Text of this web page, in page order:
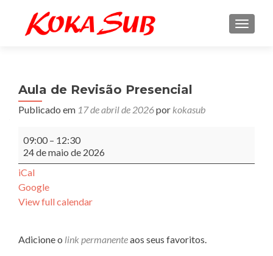
Aula de Revisão Presencial
Publicado em 17 de abril de 2026por kokasub
de
Revisão
Presencial
09:00 – 12:30
24 de maio de 2026
iCal
Google
View full calendar
Adicione o link permanenteaos seus favoritos.